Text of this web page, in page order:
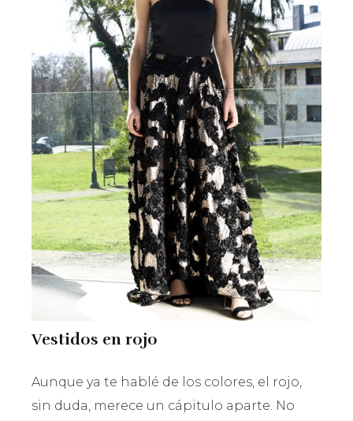
Vestidos en rojo
Aunque ya te hablé de los colores, el rojo,
sin duda, merece un cápitulo aparte. No